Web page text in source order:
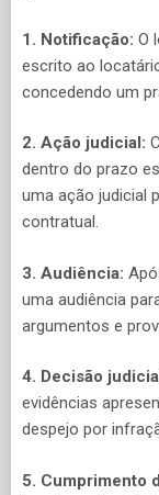
1. Notificação: O
escrito ao
concedendo um
2. Ação judicial:
dentro do prazo
uma ação judicial
contratual.
3. Audiência:
uma audiência
argumentos e
4. Decisão
evidências
despejo por
5. Cumprimento